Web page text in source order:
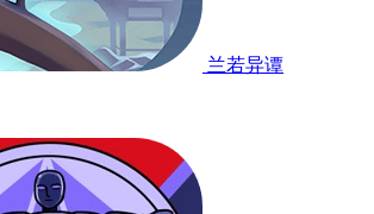
兰若异谭